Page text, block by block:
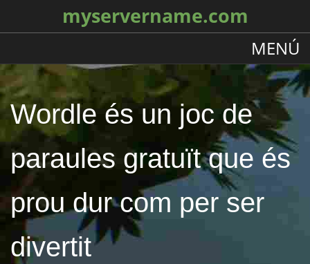
myservername.com
MENÚ
Wordle és un joc de
paraules gratuït que és
prou dur com per ser
divertit